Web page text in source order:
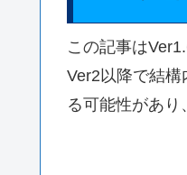
この記事は
Ver2以降で結
る可能性があり